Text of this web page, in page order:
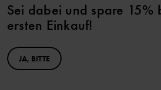
Sei dabei und spare 15%
ersten Einkauf!
JA, BITTE